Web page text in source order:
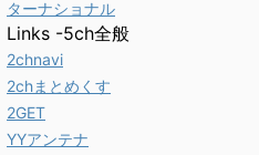
ターナショナル
Links -5ch全般
2chnavi
2chまとめくす
2GET
YYアンテナ